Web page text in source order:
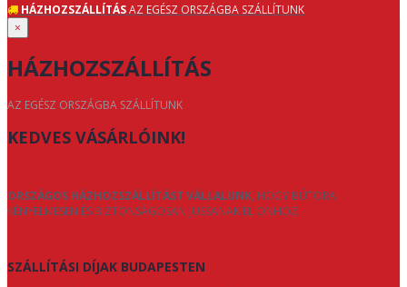
HÁZHOZSZÁLLÍTÁSAZ EGÉSZ ORSZÁGBA SZÁLLÍTUNK
×
HÁZHOZSZÁLLÍTÁS
AZ EGÉSZ ORSZÁGBA SZÁLLÍTUNK
KEDVES VÁSÁRLÓINK!
ORSZÁGOS HÁZHOZSZÁLLÍTÁST VÁLLALUNK, HOGY BÚTORAI
KÉNYELMESEN ÉS BIZTONSÁGOSAN JUSSANAK EL ÖNHÖZ.
SZÁLLÍTÁSI DÍJAK BUDAPESTEN